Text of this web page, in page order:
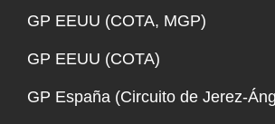
GP EEUU (COTA, MGP)
GP EEUU (COTA)
GP España (Circuito de Jerez-